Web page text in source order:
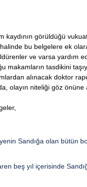
görüldüğü
bu belgelere ek
ve varsa yardım
makamların tasdikini
alınacak doktor
olayın niteliği göz önüne
Sandığa olan bütün
beş yıl içerisinde